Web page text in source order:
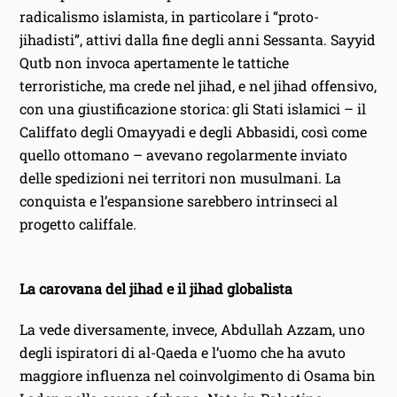
radicalismo islamista, in particolare i “proto-
jihadisti”, attivi dalla fine degli anni Sessanta. Sayyid
Qutb non invoca apertamente le tattiche
terroristiche, ma crede nel jihad, e nel jihad offensivo,
con una giustificazione storica: gli Stati islamici – il
Califfato degli Omayyadi e degli Abbasidi, così come
quello ottomano – avevano regolarmente inviato
delle spedizioni nei territori non musulmani. La
conquista e l’espansione sarebbero intrinseci al
progetto califfale.
La carovana del jihad e il jihad globalista
La vede diversamente, invece, Abdullah Azzam, uno
degli ispiratori di al-Qaeda e l’uomo che ha avuto
maggiore influenza nel coinvolgimento di Osama bin